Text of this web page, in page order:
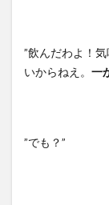
”飲んだわよ！
いからねえ。 一
”でも？”